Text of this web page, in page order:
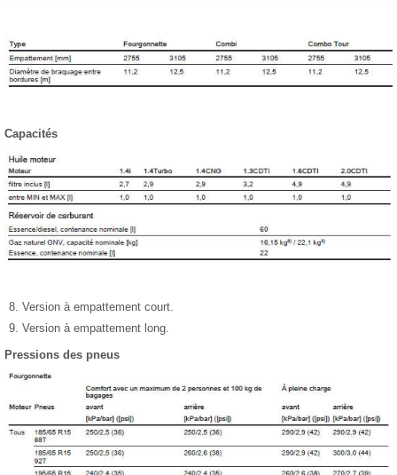
Capacités
Version à empattement court.
Version à empattement long.
Pressions des pneus